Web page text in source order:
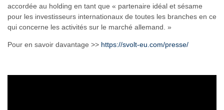
accordée au holding en tant que « partenaire idéal et sésame
pour les investisseurs internationaux de toutes les branches en ce
qui concerne les activités sur le marché allemand. »
Pour en savoir davantage >> https://svolt-eu.com/presse/